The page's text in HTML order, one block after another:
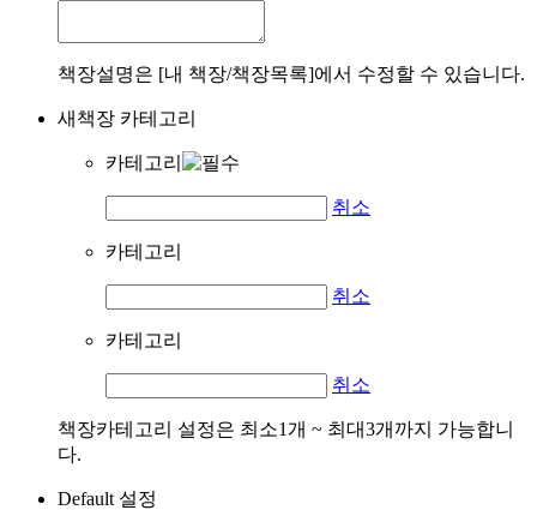
책장설명은 [내 책장/책장목록]에서 수정할 수 있습니다.
새책장 카테고리
카테고리
취소
카테고리
취소
카테고리
취소
책장카테고리 설정은 최소1개 ~ 최대3개까지 가능합니
다.
Default 설정